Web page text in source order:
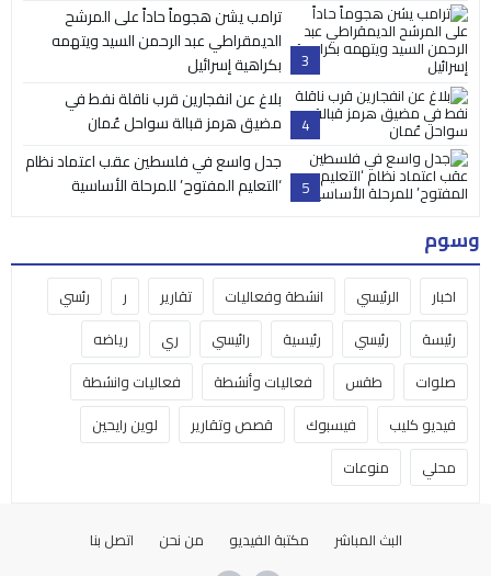
3
ترامب يشن هجوماً حاداً على المرشح
الديمقراطي عبد الرحمن السيد ويتهمه
بكراهية إسرائيل
4
بلاغ عن انفجارين قرب ناقلة نفط في
مضيق هرمز قبالة سواحل عُمان
5
جدل واسع في فلسطين عقب اعتماد نظام
‘التعليم المفتوح’ للمرحلة الأساسية
وسوم
اخبار الرئيسي انشطة وفعاليات تقارير ر
رئسي
رئيسة
رئيسي رئيسية رائيسي ري
رياضه
صلوات
طقس فعاليات وأنشطة
فعاليات وانشطة
فيديو كليب
فيسبوك قصص وتقارير
لوين رايحين
محلي
منوعات
البث المباشر مكتبة الفيديو من نحن اتصل بنا